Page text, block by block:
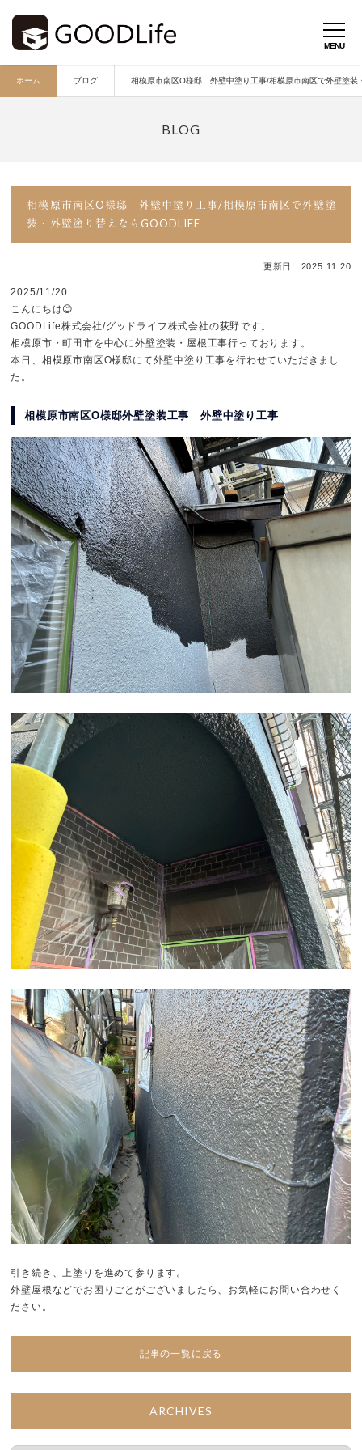
ホーム ブログ 相模原市南区O様邸 外壁中塗り工事/相模原市南区で外壁塗装
相模原市南区O様邸 外壁中塗り工事/相模原市南区で外壁塗
装・外壁塗り替えならGOODLIFE
更新日 : 2025.11.20
2025/11/20
こんにちは😊
GOODLife株式会社/グッドライフ株式会社の荻野です。
相模原市・町田市を中心に外壁塗装・屋根工事行っております。
本日、相模原市南区O様邸にて外壁中塗り工事を行わせていただきまし
た。
相模原市南区O様邸外壁塗装工事 外壁中塗り工事
引き続き、上塗りを進めて参ります。
外壁屋根などでお困りごとがございましたら、お気軽にお問い合わせく
ださい。
記事の一覧に戻る
ARCHIVES